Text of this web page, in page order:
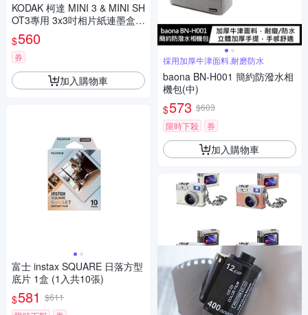
KODAK 柯達 MINI 3 & MINI SH
OT3專用 3x3吋相片紙連墨盒(3
0張) 公司貨
$560
券
加入購物車
富士 instax SQUARE 日落方型
底片 1盒 (1入共10張)
$581 $611
採用加厚牛津面料,耐磨防水
baona BN-H001 簡約防潑水相
機包(中)
$573 $603
限時下殺
券
加入購物車